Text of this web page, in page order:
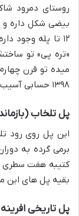
روستای دمرود
بیضی شکل داره و
۱۲ تا پله وجود
«تره پی» تو
میده تو قرن
۱۳۹۸ حسابی آسیب دید، امیدواریم که ازش حفاظت بشه.
پل تلخاب
این پل روی رود
برمی گرده به
کتیبه هفت
بقیه پل های این
پل تاریخی افرینه